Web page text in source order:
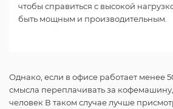
чтобы справиться с высокой
быть мощным и производительным.
Однако, если в офисе работает менее
смысла переплачивать за
человек В таком случае лучше